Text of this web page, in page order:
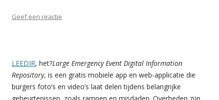
Geef een reactie
LEEDIR, het?Large Emergency Event Digital Information
Repository, is een gratis mobiele app en web-applicatie die
burgers foto’s en video’s laat delen tijdens belangrijke
gebeurtenissen, zoals rampen en misdaden. Overheden zijn